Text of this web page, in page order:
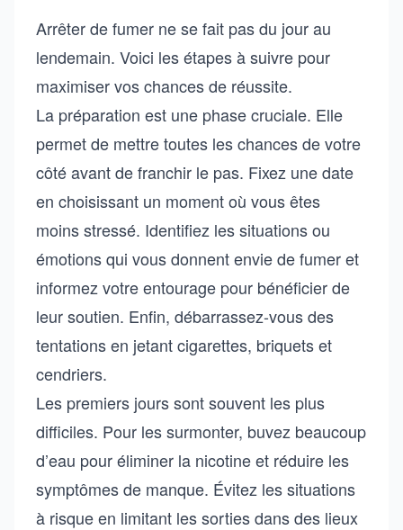
Arrêter de fumer ne se fait pas du jour au
lendemain. Voici les étapes à suivre pour
maximiser vos chances de réussite.
La préparation est une phase cruciale. Elle
permet de mettre toutes les chances de votre
côté avant de franchir le pas. Fixez une date
en choisissant un moment où vous êtes
moins stressé. Identifiez les situations ou
émotions qui vous donnent envie de fumer et
informez votre entourage pour bénéficier de
leur soutien. Enfin, débarrassez-vous des
tentations en jetant cigarettes, briquets et
cendriers.
Les premiers jours sont souvent les plus
difficiles. Pour les surmonter, buvez beaucoup
d’eau pour éliminer la nicotine et réduire les
symptômes de manque. Évitez les situations
à risque en limitant les sorties dans des lieux